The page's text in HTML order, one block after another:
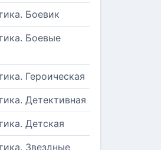
Боевик
Боевые
Героическая
Детективная
Детская
Звездные